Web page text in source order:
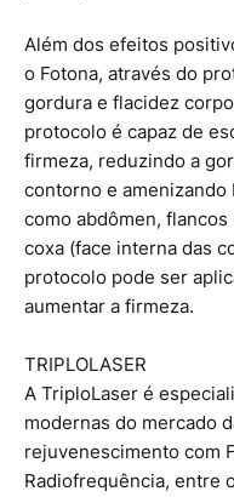
Além dos efeitos
o Fotona, através do
gordura e flacidez
protocolo é capaz de
firmeza, reduzindo a
contorno e amenizando
como abdômen,
coxa (face interna das
protocolo pode ser
aumentar a firmeza.
TRIPLOLASER
A TriploLaser é
modernas do mercado
rejuvenescimento com
Radiofrequência, entre